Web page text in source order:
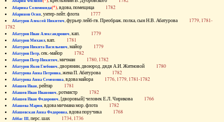
Абарина Соломонида(*), вдова, помещица 1782
Абаринов Осип, унтер-лейт. флота 1777
Абатуров Алексей Никитич, фурьер лейб-гв. Преображ. полка, сын Н.В. Абатурова 1779, 1781-
1782
Абатуров Иван Александрович, кап. 1779
Абатуров Михаил, кап. 1781
Абатуров Никита Васильевич, майор 1779
Абатуров Петр, сек.-майор 1782
Абатуров Петр Никитич, мичман 1780, 1782
Абатуров Яков Глебович, дворянин, двоюрод. дядя А.И. Житновой 1780
Абатурова Анна Петровна, жена П. Абатурова 1782
Абатурова Анна Семеновна, вдова майора 1776, 1779, 1781-1782
Абашев Иван, рейтар 1781
Абашев Иван Иванович, ротмистр 1782
Абашев Иван Федорович, [дворовый] человек Е.Л. Чирикова 1766
Абашева Мария, вдова мичмана мор. флота 1782
Абашевская Анна Федоровна, вдова поручика 1768
Аббас III, перс. шах 1734, 1736